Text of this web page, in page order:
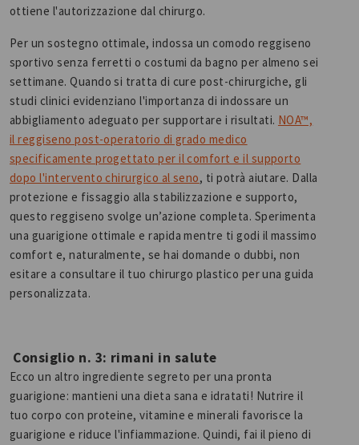
ottiene l'autorizzazione dal chirurgo.
Per un sostegno ottimale, indossa un comodo reggiseno
sportivo senza ferretti o costumi da bagno per almeno sei
settimane. Quando si tratta di cure post-chirurgiche, gli
studi clinici evidenziano l'importanza di indossare un
abbigliamento adeguato per supportare i risultati. NOA™,
il reggiseno post-operatorio di grado medico
specificamente progettato per il comfort e il supporto
dopo l'intervento chirurgico al seno, ti potrà aiutare. Dalla
protezione e fissaggio alla stabilizzazione e supporto,
questo reggiseno svolge un’azione completa. Sperimenta
una guarigione ottimale e rapida mentre ti godi il massimo
comfort e, naturalmente, se hai domande o dubbi, non
esitare a consultare il tuo chirurgo plastico per una guida
personalizzata.
Consiglio n. 3: rimani in salute
Ecco un altro ingrediente segreto per una pronta
guarigione: mantieni una dieta sana e idratati! Nutrire il
tuo corpo con proteine, vitamine e minerali favorisce la
guarigione e riduce l'infiammazione. Quindi, fai il pieno di